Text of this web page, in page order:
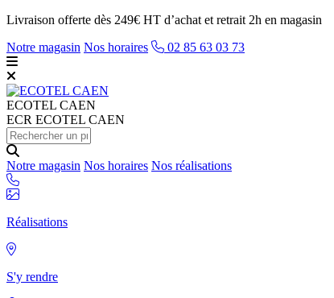
Livraison offerte dès 249€ HT d’achat et retrait 2h en magasin
Notre magasin Nos horaires 02 85 63 03 73
ECOTEL CAEN
ECR ECOTEL CAEN
Notre magasin Nos horaires Nos réalisations
Réalisations
S'y rendre